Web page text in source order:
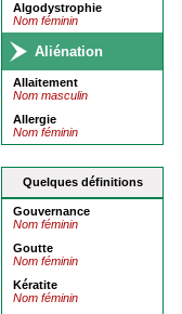
Algodystrophie
Nom féminin
Aliénation
Allaitement
Nom masculin
Allergie
Nom féminin
Quelques définitions
Gouvernance
Nom féminin
Goutte
Nom féminin
Kératite
Nom féminin